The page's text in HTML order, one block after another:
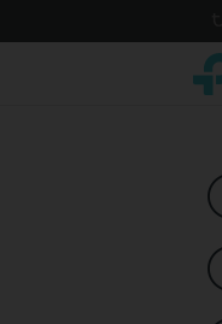
to